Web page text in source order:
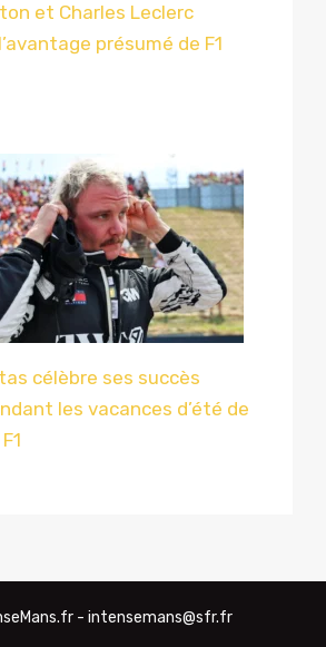
et Charles Leclerc
présumé de F1
célèbre ses succès
les vacances d’été de
- intensemans@sfr.fr